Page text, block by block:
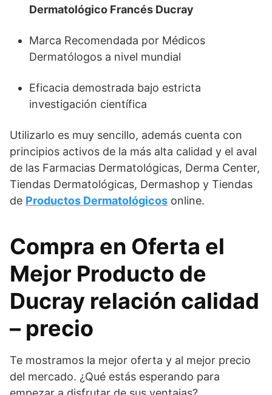
Dermatológico Francés Ducray
Marca Recomendada por Médicos
Dermatólogos a nivel mundial
Eficacia demostrada bajo estricta
investigación científica
Utilizarlo es muy sencillo, además cuenta con
principios activos de la más alta calidad y el aval
de las Farmacias Dermatológicas, Derma Center,
Tiendas Dermatológicas, Dermashop y Tiendas
de Productos Dermatológicos online.
Compra en Oferta el
Mejor Producto de
Ducray relación calidad
– precio
Te mostramos la mejor oferta y al mejor precio
del mercado. ¿Qué estás esperando para